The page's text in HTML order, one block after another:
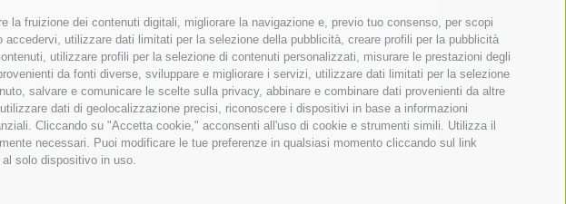
fruizione dei contenuti digitali, migliorare la navigazione e, previo tuo consenso, per scopi
utilizzare dati limitati per la selezione della pubblicità, creare profili per la pubblicità
utilizzare profili per la selezione di contenuti personalizzati, misurare le prestazioni degli
da fonti diverse, sviluppare e migliorare i servizi, utilizzare dati limitati per la selezione
salvare e comunicare le scelte sulla privacy, abbinare e combinare dati provenienti da altre
dati di geolocalizzazione precisi, riconoscere i dispositivi in base a informazioni
Cliccando su "Accetta cookie," acconsenti all'uso di cookie e strumenti simili. Utilizza il
necessari. Puoi modificare le tue preferenze in qualsiasi momento cliccando sul link
solo dispositivo in uso.